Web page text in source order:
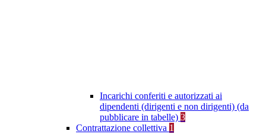
Incarichi conferiti e autorizzati ai
dipendenti (dirigenti e non dirigenti) (da
pubblicare in tabelle) 3
Contrattazione collettiva 1